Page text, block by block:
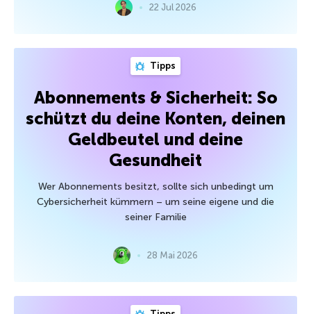
22 Jul 2026
Tipps
Abonnements & Sicherheit: So
schützt du deine Konten, deinen
Geldbeutel und deine
Gesundheit
Wer Abonnements besitzt, sollte sich unbedingt um
Cybersicherheit kümmern – um seine eigene und die
seiner Familie
28 Mai 2026